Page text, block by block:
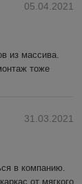
05.04.2021
из массива.
тоже
31.03.2021
в компанию.
от мягкого